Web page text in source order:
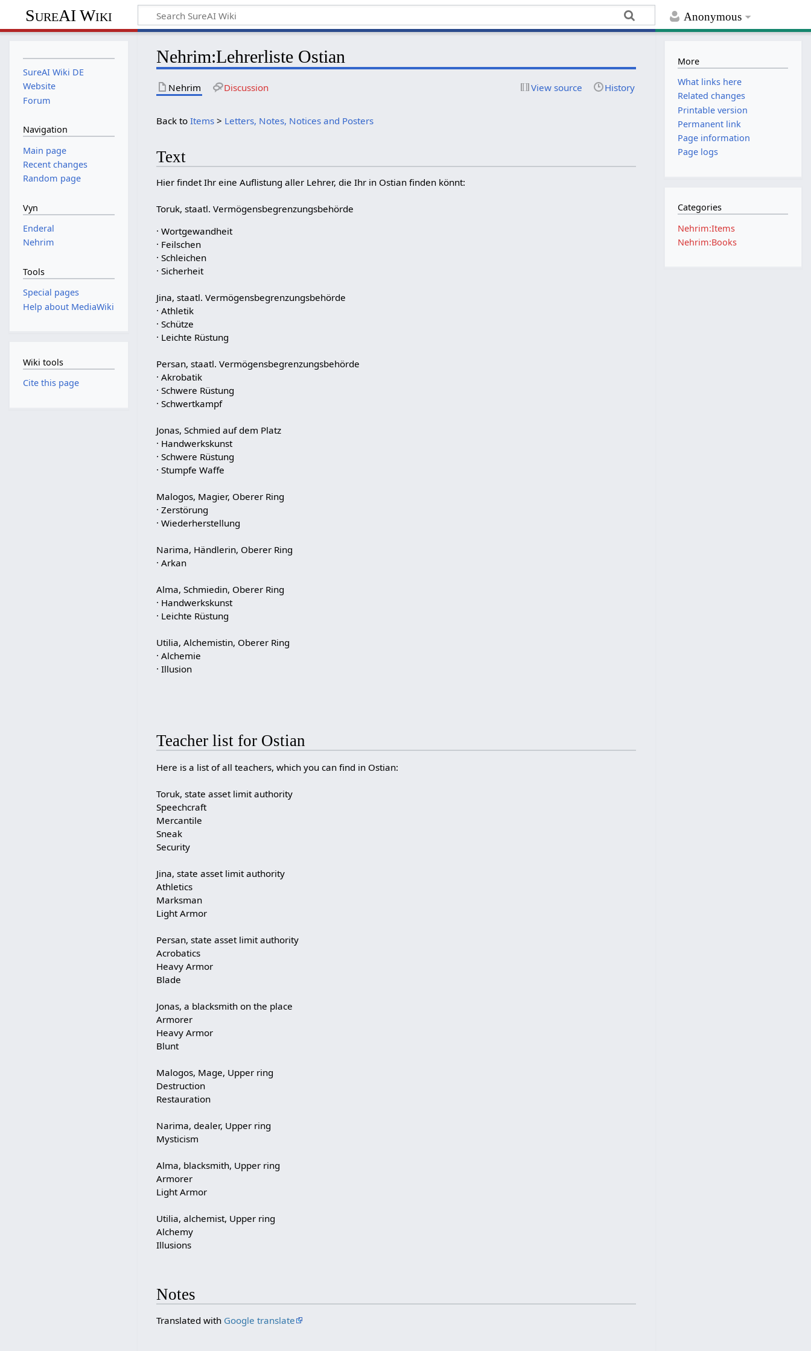
Anonymous
SureAI Wiki
Nehrim:Lehrerliste Ostian
Nehrim Discussion View source History
Back toItems > Letters, Notes, Notices and Posters
Text
Hier findet Ihr eine Auflistung aller Lehrer, die Ihr in Ostian finden könnt:
Toruk, staatl. Vermögensbegrenzungsbehörde
· Wortgewandheit
· Feilschen
· Schleichen
· Sicherheit
Jina, staatl. Vermögensbegrenzungsbehörde
· Athletik
· Schütze
· Leichte Rüstung
Persan, staatl. Vermögensbegrenzungsbehörde
· Akrobatik
· Schwere Rüstung
· Schwertkampf
Jonas, Schmied auf dem Platz
· Handwerkskunst
· Schwere Rüstung
· Stumpfe Waffe
Malogos, Magier, Oberer Ring
· Zerstörung
· Wiederherstellung
Narima, Händlerin, Oberer Ring
· Arkan
Alma, Schmiedin, Oberer Ring
· Handwerkskunst
· Leichte Rüstung
Utilia, Alchemistin, Oberer Ring
· Alchemie
· Illusion
Teacher list for Ostian
Here is a list of all teachers, which you can find in Ostian:
Toruk, state asset limit authority
Speechcraft
Mercantile
Sneak
Security
Jina, state asset limit authority
Athletics
Marksman
Light Armor
Persan, state asset limit authority
Acrobatics
Heavy Armor
Blade
Jonas, a blacksmith on the place
Armorer
Heavy Armor
Blunt
Malogos, Mage, Upper ring
Destruction
Restauration
Narima, dealer, Upper ring
Mysticism
Alma, blacksmith, Upper ring
Armorer
Light Armor
Utilia, alchemist, Upper ring
Alchemy
Illusions
Notes
Translated with Google translate
SureAI Wiki DE
Website
Forum
Navigation
Main page
Recent changes
Random page
Vyn
Enderal
Nehrim
Tools
Special pages
Help about MediaWiki
Wiki tools
Cite this page
More
What links here
Related changes
Printable version
Permanent link
Page information
Page logs
Categories
Nehrim:Items
Nehrim:Books